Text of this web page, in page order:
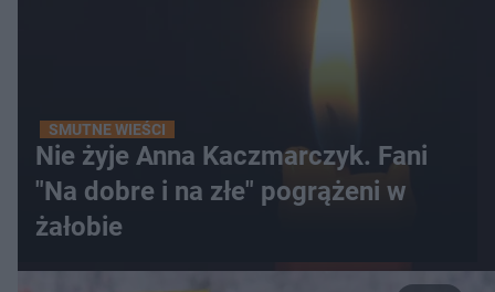
SMUTNE WIEŚCI
Nie żyje Anna Kaczmarczyk. Fani
"Na dobre i na złe" pogrążeni w
żałobie